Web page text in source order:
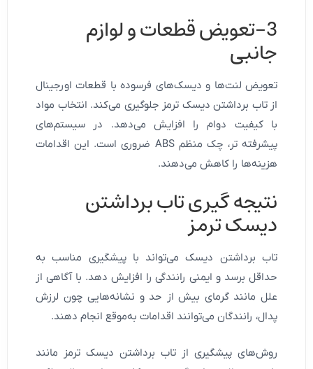
3-تعویض قطعات و لوازم
جانبی
تعویض لنت‌ها و دیسک‌های فرسوده با قطعات اورجینال
از تاب برداشتن دیسک ترمز جلوگیری می‌کند. انتخاب مواد
با کیفیت دوام را افزایش می‌دهد. در سیستم‌های
پیشرفته تر، چک منظم ABS ضروری است. این اقدامات
هزینه‌ها را کاهش می‌دهند.
نتیجه‌ گیری تاب برداشتن
دیسک ترمز
تاب برداشتن دیسک می‌تواند با پیشگیری مناسب به
حداقل برسد و ایمنی رانندگی را افزایش دهد. با آگاهی از
علل مانند گرمای بیش از حد و نشانه‌هایی چون لرزش
پدال، رانندگان می‌توانند اقدامات به‌موقع انجام دهند.
روش‌های پیشگیری از تاب برداشتن دیسک ترمز مانند